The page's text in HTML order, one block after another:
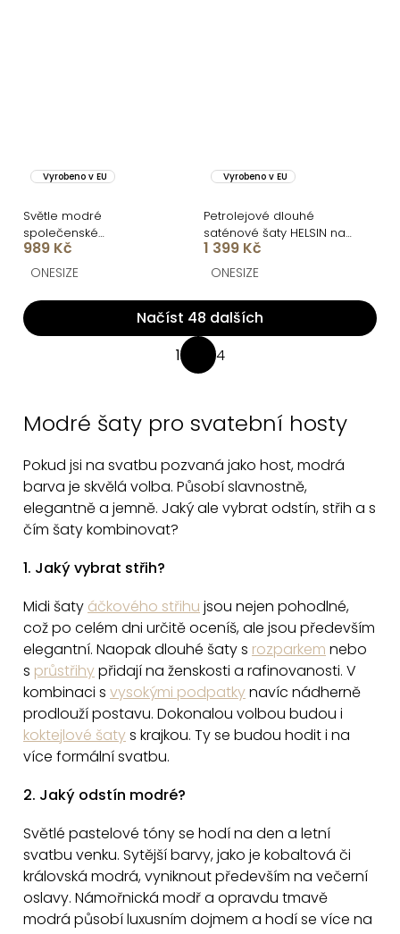
Vyrobeno v EU
Světle modré
společenské
jednoduché dlouhé šaty
TEMIRA
989 Kč
ONESIZE
Vyrobeno v EU
Petrolejové dlouhé
saténové šaty HELSIN na
ramínka
1 399 Kč
ONESIZE
O
v
á
a
c
í
k
y
v
ý
p
i
s
Načíst 48 dalších
á
k
o
v
1 4
Modré šaty pro svatební hosty
Pokud jsi na svatbu pozvaná jako host, modrá
barva je skvělá volba. Působí slavnostně,
elegantně a jemně. Jaký ale vybrat odstín, střih a s
čím šaty kombinovat?
1. Jaký vybrat střih?
Midi šaty áčkového střihu jsou nejen pohodlné,
což po celém dni určitě oceníš, ale jsou především
elegantní. Naopak dlouhé šaty s rozparkem nebo
s průstřihypřidají na ženskosti a rafinovanosti. V
kombinaci s vysokými podpatkynavíc nádherně
prodlouží postavu. Dokonalou volbou budou i
koktejlové šatys krajkou. Ty se budou hodit i na
více formální svatbu.
2. Jaký odstín modré?
Světlé pastelové tóny se hodí na den a letní
svatbu venku. Sytější barvy, jako je kobaltová či
královská modrá, vyniknout především na večerní
oslavy. Námořnická modř a opravdu tmavě
modrá působí luxusním dojmem a hodí se více na